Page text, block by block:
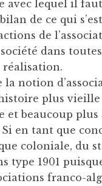
avec lequel il
de ce qui
de
dans
notion
plus vieille
et beaucoup
en tant que
coloniale, du
type 1901
franco-